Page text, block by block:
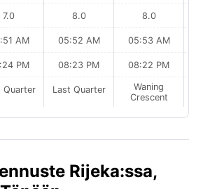
7.0
AM
PM
Quarter
8.0
05:52 AM
08:23 PM
Last Quarter
8.0
05:53 AM
08:22 PM
Waning
Crescent
Rijeka:ssa,